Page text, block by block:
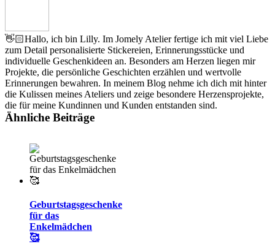
👋🏻Hallo, ich bin Lilly. Im Jomely Atelier fertige ich mit viel Liebe
zum Detail personalisierte Stickereien, Erinnerungsstücke und
individuelle Geschenkideen an. Besonders am Herzen liegen mir
Projekte, die persönliche Geschichten erzählen und wertvolle
Erinnerungen bewahren. In meinem Blog nehme ich dich mit hinter
die Kulissen meines Ateliers und zeige besondere Herzensprojekte,
die für meine Kundinnen und Kunden entstanden sind.
Ähnliche Beiträge
Geburtstagsgeschenke
für das
Enkelmädchen
🥰